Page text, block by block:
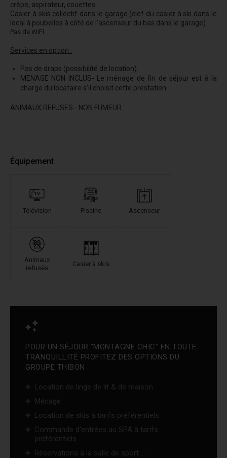
crêpe, aspirateur, couettes.
Casier à skis collectif dans le garage (clef du casier à ski dans le
local à poubelles à côté de l'ascenseur du bas dans le garage).
Pas de WIFI
Services en option :
Pas de draps (possibilité de location).
MENAGE NON INCLUS- Le ménage de fin de séjour est à la
charge du locataire s'il choisit cette prestation
ANIMAUX REFUSES - NON FUMEUR.
Équipement
Télévision Piscine Ascenseur
Animaux
refusés
Casier à skis
POUR UN SÉJOUR "MONTAGNE CHIC" EN TOUTE
TRANQUILLITÉ PROFITEZ DES OPTIONS DU
GROUPE THIBON :
Location de linge de lit & de maison
Ménage
Location de skis à tarifs préférentiels
Commande d'entrées au SPA à tarifs
préférentiels
Réservations à la salle de sport ...